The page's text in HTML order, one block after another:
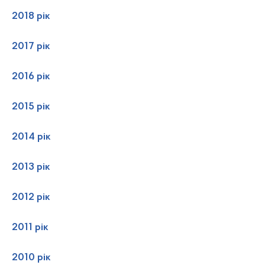
2018 рік
2017 рік
2016 рік
2015 рік
2014 рік
2013 рік
2012 рік
2011 рік
2010 рік